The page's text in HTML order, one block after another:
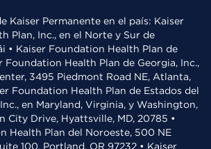
Kaiser Permanente en el país: Kaiser
Plan, Inc., en el Norte y Sur de
• Kaiser Foundation Health Plan de
Foundation Health Plan de Georgia, Inc.,
3495 Piedmont Road NE, Atlanta,
Foundation Health Plan de Estados del
en Maryland, Virginia, y Washington,
City Drive, Hyattsville, MD, 20785 •
Health Plan del Noroeste, 500 NE
100, Portland, OR 97232 • Kaiser